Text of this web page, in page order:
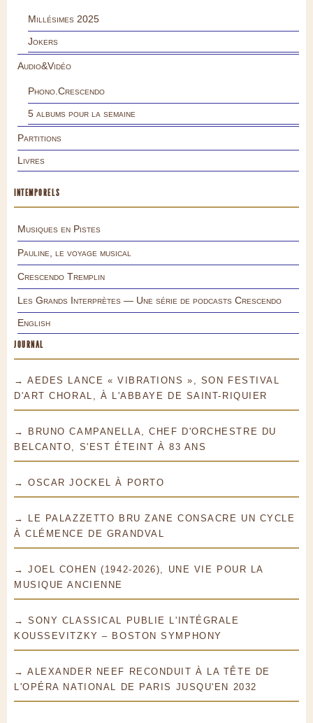
Millésimes 2025
Jokers
Audio&Vidéo
Phono.Crescendo
5 albums pour la semaine
Partitions
Livres
INTEMPORELS
Musiques en Pistes
Pauline, le voyage musical
Crescendo Tremplin
Les Grands Interprètes — Une série de podcasts Crescendo
English
JOURNAL
→ AEDES LANCE « VIBRATIONS », SON FESTIVAL
D'ART CHORAL, À L'ABBAYE DE SAINT-RIQUIER
→ BRUNO CAMPANELLA, CHEF D'ORCHESTRE DU
BELCANTO, S'EST ÉTEINT À 83 ANS
→ OSCAR JOCKEL À PORTO
→ LE PALAZZETTO BRU ZANE CONSACRE UN CYCLE
À CLÉMENCE DE GRANDVAL
→ JOEL COHEN (1942-2026), UNE VIE POUR LA
MUSIQUE ANCIENNE
→ SONY CLASSICAL PUBLIE L'INTÉGRALE
KOUSSEVITZKY – BOSTON SYMPHONY
→ ALEXANDER NEEF RECONDUIT À LA TÊTE DE
L'OPÉRA NATIONAL DE PARIS JUSQU'EN 2032